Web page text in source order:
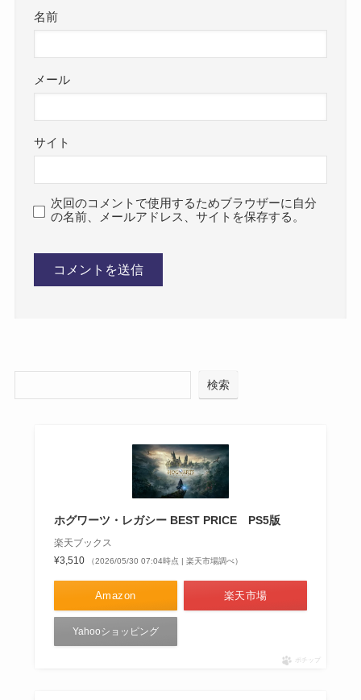
名前
メール
サイト
次回のコメントで使用するためブラウザーに自分
の名前、メールアドレス、サイトを保存する。
検索
ホグワーツ・レガシー BEST PRICE PS5版
楽天ブックス
¥3,510
（2026/05/30 07:04時点 | 楽天市場調べ）
Amazon 楽天市場
Yahooショッピング
ポチップ